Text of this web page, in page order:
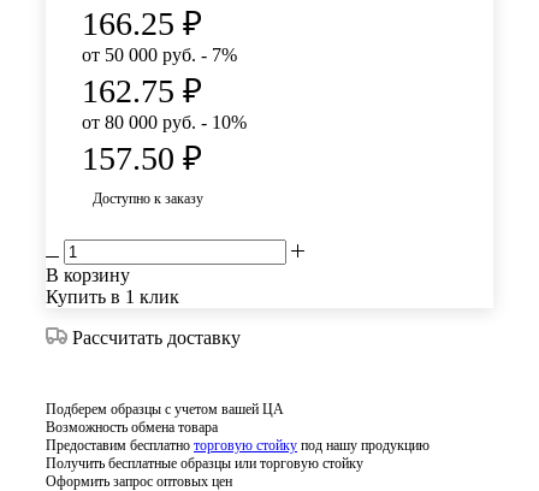
166.25 ₽
от 50 000 руб. - 7%
162.75 ₽
от 80 000 руб. - 10%
157.50 ₽
Доступно к заказу
В корзину
Купить в 1 клик
Рассчитать доставку
Подберем образцы с учетом вашей ЦА
Возможность обмена товара
Предоставим бесплатно торговую стойку под нашу продукцию
Получить бесплатные образцы или торговую стойку
Оформить запрос оптовых цен